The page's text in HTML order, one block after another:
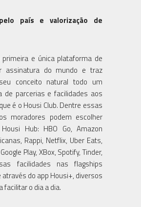
país e valorização de
e única plataforma de
assinatura do mundo e traz
conceito natural todo um
de parcerias e facilidades aos
é o Housi Club. Dentre essas
moradores podem escolher
Hub: HBO Go, Amazon
Rappi, Netflix, Uber Eats,
Play, XBox, Spotify, Tinder,
facilidades nas flagships
do app Housi+, diversos
facilitar o dia a dia.